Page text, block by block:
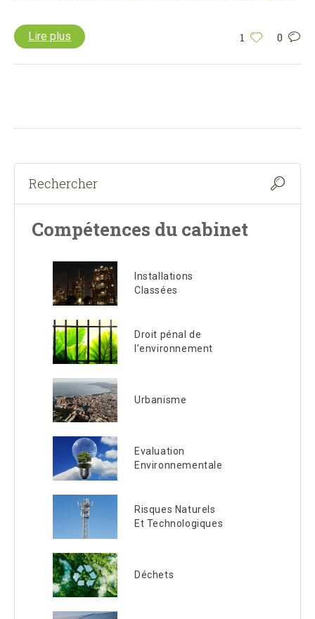
1 0
Lire plus
Compétences du cabinet
Installations
Classées
Droit pénal de
l’environnement
Urbanisme
Evaluation
Environnementale
Risques Naturels
Et Technologiques
Déchets